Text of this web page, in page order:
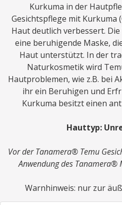
Kurkuma in der
Gesichtspflege mit Kurkuma
Haut deutlich verbessert.
eine beruhigende Maske,
Haut unterstützt. In der
Naturkosmetik wird
Hautproblemen, wie z.B. bei
ihr ein Beruhigen und
Kurkuma besitzt einen
Hauttyp:
Vor der Tanamera® Temu
Anwendung des Tanamera®
Warnhinweis: nur zur